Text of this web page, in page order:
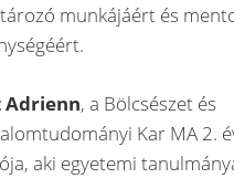
munkájáért és
Adrienn, a Bölcsészet és
Kar MA 2.
aki egyetemi